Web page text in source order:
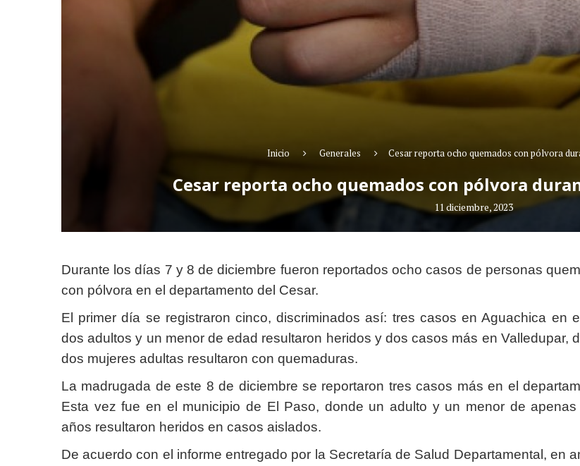
Inicio Generales Cesar reporta ocho quemados con pólvora
Cesar reporta ocho quemados con pólvora
11 diciembre, 2023
Durante los días 7 y 8 de diciembre fueron reportados ocho casos de personas
con pólvora en el departamento del Cesar.
El primer día se registraron cinco, discriminados así: tres casos en Aguachica en
dos adultos y un menor de edad resultaron heridos y dos casos más en Valledupar,
dos mujeres adultas resultaron con quemaduras.
La madrugada de este 8 de diciembre se reportaron tres casos más en el
Esta vez fue en el municipio de El Paso, donde un adulto y un menor de apenas
años resultaron heridos en casos aislados.
De acuerdo con el informe entregado por la Secretaría de Salud Departamental, en